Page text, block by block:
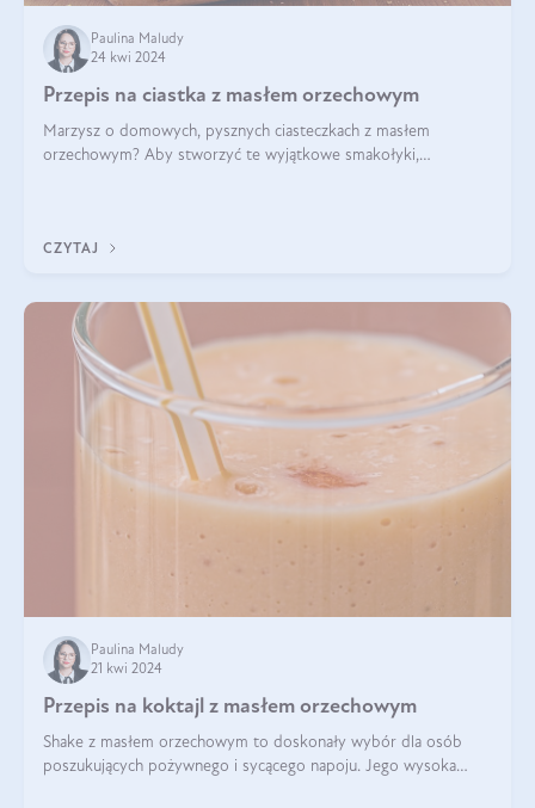
Paulina Maludy
24 kwi 2024
Przepis na ciastka z masłem orzechowym
Marzysz o domowych, pysznych ciasteczkach z masłem
orzechowym? Aby stworzyć te wyjątkowe smakołyki,
CZYTAJ
Paulina Maludy
21 kwi 2024
Przepis na koktajl z masłem orzechowym
Shake z masłem orzechowym to doskonały wybór dla osób
poszukujących pożywnego i sycącego napoju. Jego wysoka